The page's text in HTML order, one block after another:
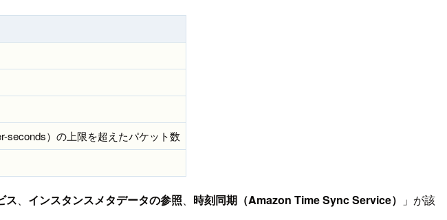
seconds）の上限を超えたパケット数
ス、 インスタンスメタデータの参照、 時刻同期（Amazon Time Sync Service）
」が該